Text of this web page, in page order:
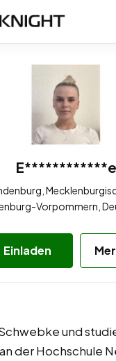
E************e
Vorpommern,
Einladen
und
der Hochschule